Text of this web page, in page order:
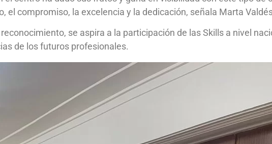
el compromiso, la excelencia y la dedicación, señala Marta
se aspira a la participación de las Skills a nivel
de los futuros profesionales.